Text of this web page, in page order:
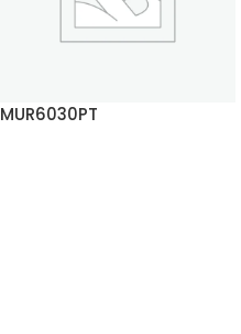
MUR6030PT